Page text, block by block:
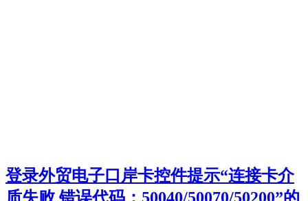
登录外贸电子口岸卡控件提示“连接卡介